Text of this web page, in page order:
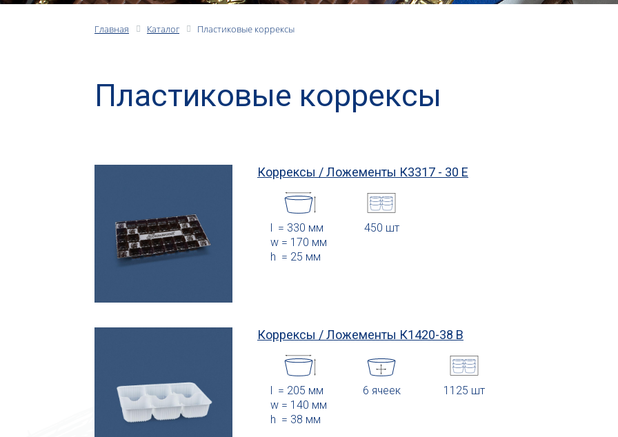
Главная Каталог Пластиковые коррексы
Пластиковые коррексы
Коррексы / Ложементы К3317 - 30 Е
l = 330 мм
w = 170 мм
h = 25 мм
450 шт
Коррексы / Ложементы К1420-38 В
l = 205 мм
w = 140 мм
h = 38 мм
6 ячеек 1125 шт